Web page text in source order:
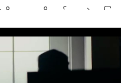
းအမာရွတ်)
းကိုက်ခံရတာကနေစလို့
ားကြီး ကျန်ခဲ့ကြတာမျိုး
းစုပရိုဂရမ်တွေနဲ့ တခြား
ပေးဖို့ ရည်ရွယ်ထားတာ
က်ဆီဟာ သူ့ရဲ့မှတ်တမ်း
Entertainment နဲ့အတူ
။